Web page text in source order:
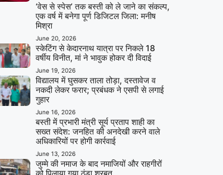
‘वेस से स्पेस’ तक बस्ती को ले जाने का संकल्प,
एक वर्ष में बनेगा पूर्ण डिजिटल जिला: मनीष
मिश्रा
June 20, 2026
स्केटिंग से केदारनाथ यात्रा पर निकले 18
वर्षीय विनीत, मां ने भावुक होकर दी विदाई
June 19, 2026
विद्यालय में घुसकर ताला तोड़ा, दस्तावेज व
नकदी लेकर फरार; प्रबंधक ने एसपी से लगाई
गुहार
June 16, 2026
बस्ती में प्रभारी मंत्री सूर्य प्रताप शाही का
सख्त संदेश: जनहित की अनदेखी करने वाले
अधिकारियों पर होगी कार्रवाई
June 13, 2026
जुम्मे की नमाज के बाद नमाजियों और राहगीरों
को पिलाया गया ठंडा शरबत